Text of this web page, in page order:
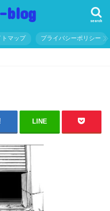
blog search
トマップ プライバシーポリシー
LINE